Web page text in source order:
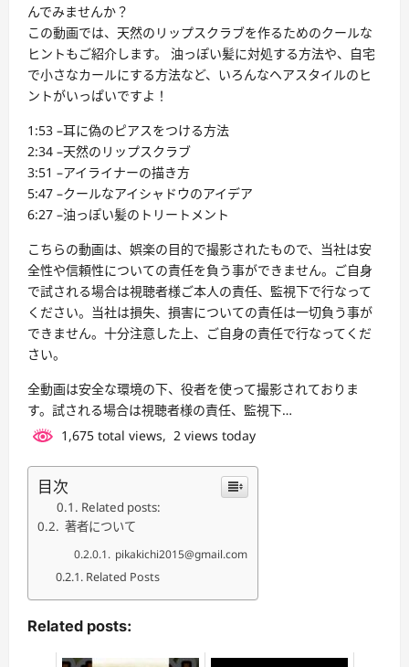
んでみませんか？
この動画では、天然のリップスクラブを作るためのクールな
ヒントもご紹介します。 油っぽい髪に対処する方法や、自宅
で小さなカールにする方法など、いろんなヘアスタイルのヒ
ントがいっぱいですよ！
1:53 –耳に偽のピアスをつける方法
2:34 –天然のリップスクラブ
3:51 –アイライナーの描き方
5:47 –クールなアイシャドウのアイデア
6:27 –油っぽい髪のトリートメント
こちらの動画は、娯楽の目的で撮影されたもので、当社は安
全性や信頼性についての責任を負う事ができません。ご自身
で試される場合は視聴者様ご本人の責任、監視下で行なって
ください。当社は損失、損害についての責任は一切負う事が
できません。十分注意した上、ご自身の責任で行なってくだ
さい。
全動画は安全な環境の下、役者を使って撮影されておりま
す。試される場合は視聴者様の責任、監視下…
1,675 total views, 2 views today
目次
Related posts:
著者について
pikakichi2015@gmail.com
Related Posts
Related posts: